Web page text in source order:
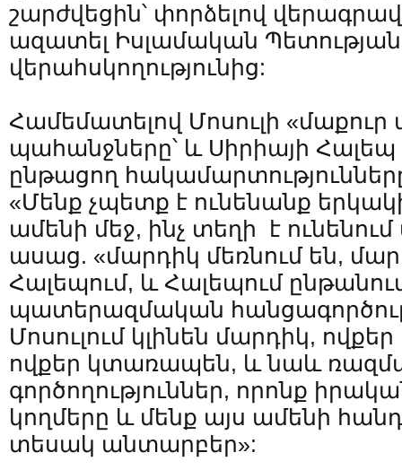
շարժվեցին՝ փորձելով
ազատել Իսլամական Պետության
վերահսկողությունից:
Համեմատելով Մոսուլի
պահանջները՝ և Սիրիայի
ընթացող
«Մենք չպետք է ունենանք
ամենի մեջ, ինչ տեղի է
ասաց. «մարդիկ մեռնում են,
Հալեպում, և Հալեպում
պատերազմական
Մոսուլում կլինեն մարդիկ,
ովքեր կտառապեն, և նաև
գործողություններ, որոնք
կողմերը և մենք այս ամենի
տեսակ անտարբեր»: